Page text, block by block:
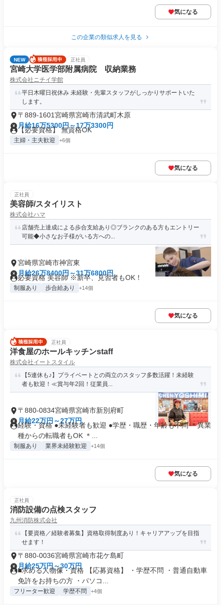
気になる
この企業の類似求人を見る
NEW 正社員
宮崎大学医学部附属病院 収納業務
株式会社ニチイ学館
平日木曜日祝休み 未経験・先輩スタッフがしっかりサポートいた
します。
〒889-1601宮崎県宮崎市清武町木原
月給16万5300円～17万3300円
【必要資格】 無資格OK
主婦・主夫歓迎 +6個
気になる
正社員
美容師/スタイリスト
株式会社ハマ
店舗売上達成による歩合支給あり◎ブランクのある方もエントリー
可能◆小さなお子様がいる方への...
宮崎県宮崎市神宮東
月給26万8400円～31万6800円
必要資格 美容師 ※新卒、見習者もOK！
制服あり 歩合給あり +14個
気になる
正社員
洋食屋のホールキッチンstaff
株式会社イートスタイル
【5連休も♪】プライベートとの両立のスタッフ多数活躍！未経験
者も歓迎！≪賞与年2回！従業員...
〒880-0834宮崎県宮崎市新別府町
月給22万円～27万円
経験・資格 ●未経験者も歓迎 ●学歴・職歴・年齢も不問 ＊異業
種からの転職者もOK ＊...
制服あり 業界未経験歓迎 +14個
気になる
正社員
消防設備の点検スタッフ
九州消防株式会社
【要資格／経験者募集】資格取得制度あり！キャリアアップを目指
せます！
〒880-0036宮崎県宮崎市花ケ島町
月給25万円～30万円
■求める人物像・資格 【応募資格】 ・学歴不問 ・普通自動車
免許をお持ちの方 ・パソコ...
フリーター歓迎 学歴不問 +4個